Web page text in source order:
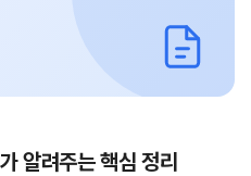
알려주는 핵심 정리